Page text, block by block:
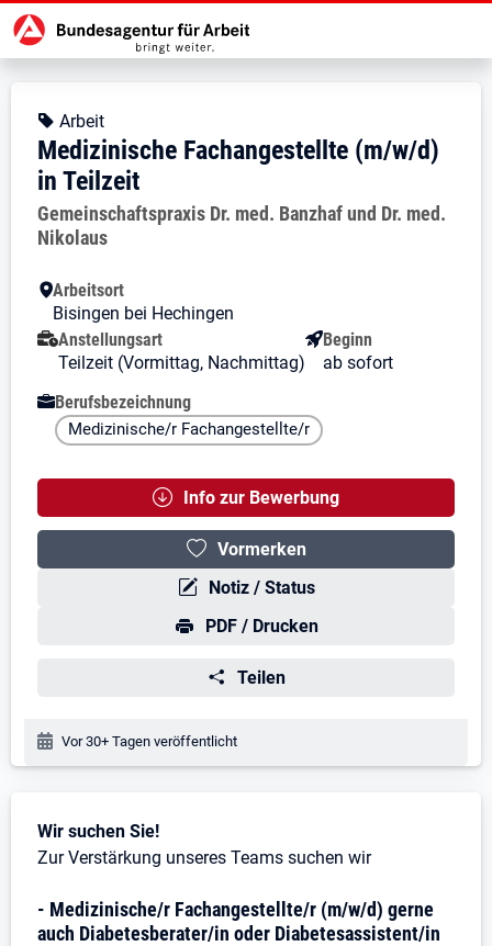
Zur Jobsuche Startseite
Stellendetails zu: Medizinische
Medizinische
Medizinische Fachangestellte
Kopfbereich
Angebotsart:
Arbeit
Medizinische Fachangestellte (m/w/d)
in Teilzeit
Arbeitgeber:
Gemeinschaftspraxis Dr. med. Banzhaf und Dr. med.
Nikolaus
Besondere Merkmale
Arbeitsort
Bisingen bei Hechingen
Anstellungsart
Teilzeit (Vormittag, Nachmittag)
Beginn
ab sofort
Berufsbezeichnung
Medizinische/r Fachangestellte/r
Info zur Bewerbung
Vormerken
Notiz / Status
PDF / Drucken
Teilen
Veröffentlichungsdatum:
Vor 30+ Tagen veröffentlicht
Stellenbeschreibung
Wir suchen Sie!
Zur Verstärkung unseres Teams suchen wir
- Medizinische/r Fachangestellte/r (m/w/d) gerne
auch Diabetesberater/in oder Diabetesassistent/in